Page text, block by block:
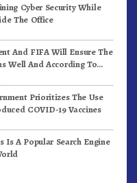
Cyber Security While
The Office
And FIFA Will Ensure The
Well And According To
Prioritizes The Use
COVID-19 Vaccines
Is A Popular Search Engine